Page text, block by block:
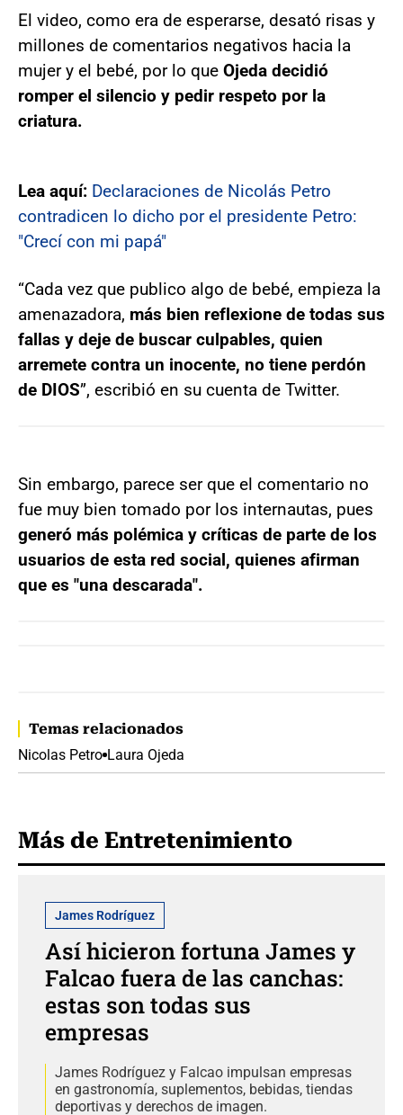
El video, como era de esperarse, desató risas y
millones de comentarios negativos hacia la
mujer y el bebé, por lo que Ojeda decidió
romper el silencio y pedir respeto por la
criatura.
Lea aquí: Declaraciones de Nicolás Petro
contradicen lo dicho por el presidente Petro:
"Crecí con mi papá"
“Cada vez que publico algo de bebé, empieza la
amenazadora, más bien reflexione de todas sus
fallas y deje de buscar culpables, quien
arremete contra un inocente, no tiene perdón
de DIOS”, escribió en su cuenta de Twitter.
Sin embargo, parece ser que el comentario no
fue muy bien tomado por los internautas, pues
generó más polémica y críticas de parte de los
usuarios de esta red social, quienes afirman
que es "una descarada".
Temas relacionados
Nicolas Petro Laura Ojeda
Más de Entretenimiento
James Rodríguez
Así hicieron fortuna James y
Falcao fuera de las canchas:
estas son todas sus
empresas
James Rodríguez y Falcao impulsan empresas
en gastronomía, suplementos, bebidas, tiendas
deportivas y derechos de imagen.